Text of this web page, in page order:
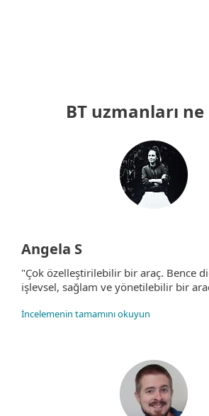
BT uzmanları
Angela S
"Çok özelleştirilebilir bir araç. Bence
işlevsel, sağlam ve yönetilebilir bir
İncelemenin tamamını okuyun